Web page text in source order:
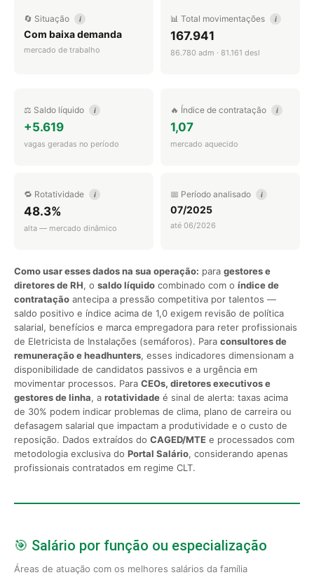
🔄 Situação i
Com baixa demanda
mercado de trabalho
📊 Total movimentações i
167.941
86.780 adm · 81.161 desl
⚖️ Saldo líquido i
+5.619
vagas geradas no período
🔥 Índice de contratação i
1,07
mercado aquecido
🔁 Rotatividade i
48.3%
alta — mercado dinâmico
📅 Período analisado i
07/2025
até 06/2026
Como usar esses dados na sua operação: para gestores e
diretores de RH, o saldo líquido combinado com o índice de
contratação antecipa a pressão competitiva por talentos —
saldo positivo e índice acima de 1,0 exigem revisão de política
salarial, benefícios e marca empregadora para reter profissionais
de Eletricista de Instalações (semáforos). Para consultores de
remuneração e headhunters, esses indicadores dimensionam a
disponibilidade de candidatos passivos e a urgência em
movimentar processos. Para CEOs, diretores executivos e
gestores de linha, a rotatividade é sinal de alerta: taxas acima
de 30% podem indicar problemas de clima, plano de carreira ou
defasagem salarial que impactam a produtividade e o custo de
reposição. Dados extraídos do CAGED/MTE e processados com
metodologia exclusiva do Portal Salário, considerando apenas
profissionais contratados em regime CLT.
🎯 Salário por função ou especialização
Áreas de atuação com os melhores salários da família